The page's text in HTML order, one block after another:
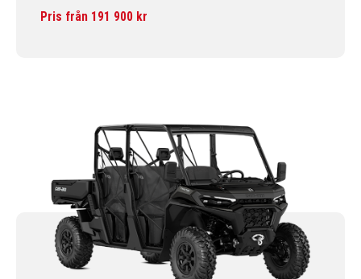
Pris från 191 900 kr